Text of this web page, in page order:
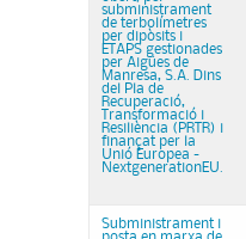
subministrament
de terbolímetres
per dipòsits i
ETAPS gestionades
per Aigües de
Manresa, S.A. Dins
del Pla de
Recuperació,
Transformació i
Resiliència (PRTR) i
finançat per la
Unió Europea -
NextgenerationEU.
Subministrament i